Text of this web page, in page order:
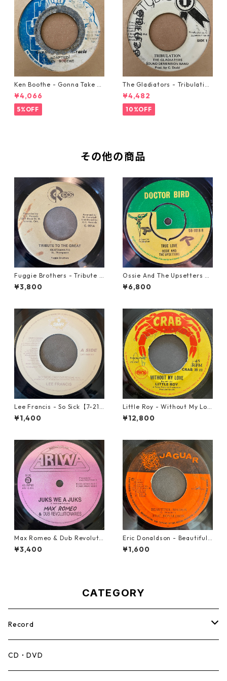
Ken Boothe - Gonna Take A
Miracle【7-21362】
¥4,066
5%OFF
The Gladiators - Tribulation
【7-21365】
¥4,482
10%OFF
その他の商品
Fuggie Brothers - Tribute T
o The Great【7-21765】
¥3,800
Ossie And The Upsetters -
True Love【7-22000】
¥6,800
Lee Francis - So Sick【7-219
25】
¥1,400
Little Roy - Without My Lov
e【7-21990】
¥12,800
Max Romeo & Dub Revoluti
onaries - Juks We A Juks【1
0-90000】
¥3,400
Eric Donaldson - Beautiful
Maiden【7-21788】
¥1,600
CATEGORY
Record
Mento,Calypso,Ballad
CD・DVD